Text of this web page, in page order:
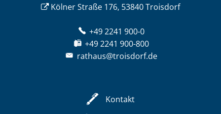
Kölner Straße 176, 53840 Troisdorf
+49 2241 900-0
+49 2241 900-800
rathaus@troisdorf.de
Kontakt